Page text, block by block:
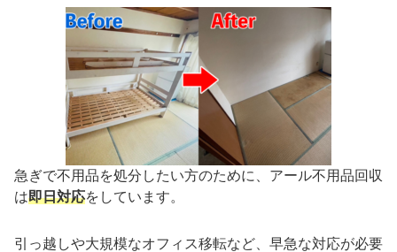
急ぎで不用品を処分したい方のために、アール不用品回収
は即日対応をしています。
引っ越しや大規模なオフィス移転など、早急な対応が必要